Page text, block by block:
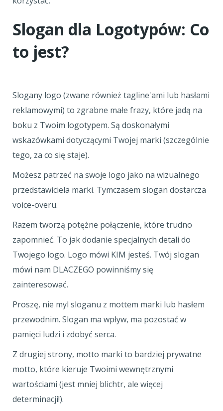
Slogan dla Logotypów: Co
to jest?
Slogany logo (zwane również tagline'ami lub hasłami
reklamowymi) to zgrabne małe frazy, które jadą na
boku z Twoim logotypem. Są doskonałymi
wskazówkami dotyczącymi Twojej marki (szczególnie
tego, za co się staje).
Możesz patrzeć na swoje logo jako na wizualnego
przedstawiciela marki. Tymczasem slogan dostarcza
voice-overu.
Razem tworzą potężne połączenie, które trudno
zapomnieć. To jak dodanie specjalnych detali do
Twojego logo. Logo mówi KIM jesteś. Twój slogan
mówi nam DLACZEGO powinniśmy się
zainteresować.
Proszę, nie myl sloganu z mottem marki lub hasłem
przewodnim. Slogan ma wpływ, ma pozostać w
pamięci ludzi i zdobyć serca.
Z drugiej strony, motto marki to bardziej prywatne
motto, które kieruje Twoimi wewnętrznymi
wartościami (jest mniej blichtr, ale więcej
determinacji!).